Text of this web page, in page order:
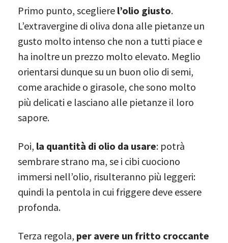
Primo punto, scegliere l’olio giusto.
L’extravergine di oliva dona alle pietanze un
gusto molto intenso che non a tutti piace e
ha inoltre un prezzo molto elevato. Meglio
orientarsi dunque su un buon olio di semi,
come arachide o girasole, che sono molto
più delicati e lasciano alle pietanze il loro
sapore.
Poi, la quantità di olio da usare: potrà
sembrare strano ma, se i cibi cuociono
immersi nell’olio, risulteranno più leggeri:
quindi la pentola in cui friggere deve essere
profonda.
Terza regola, per avere un fritto croccante